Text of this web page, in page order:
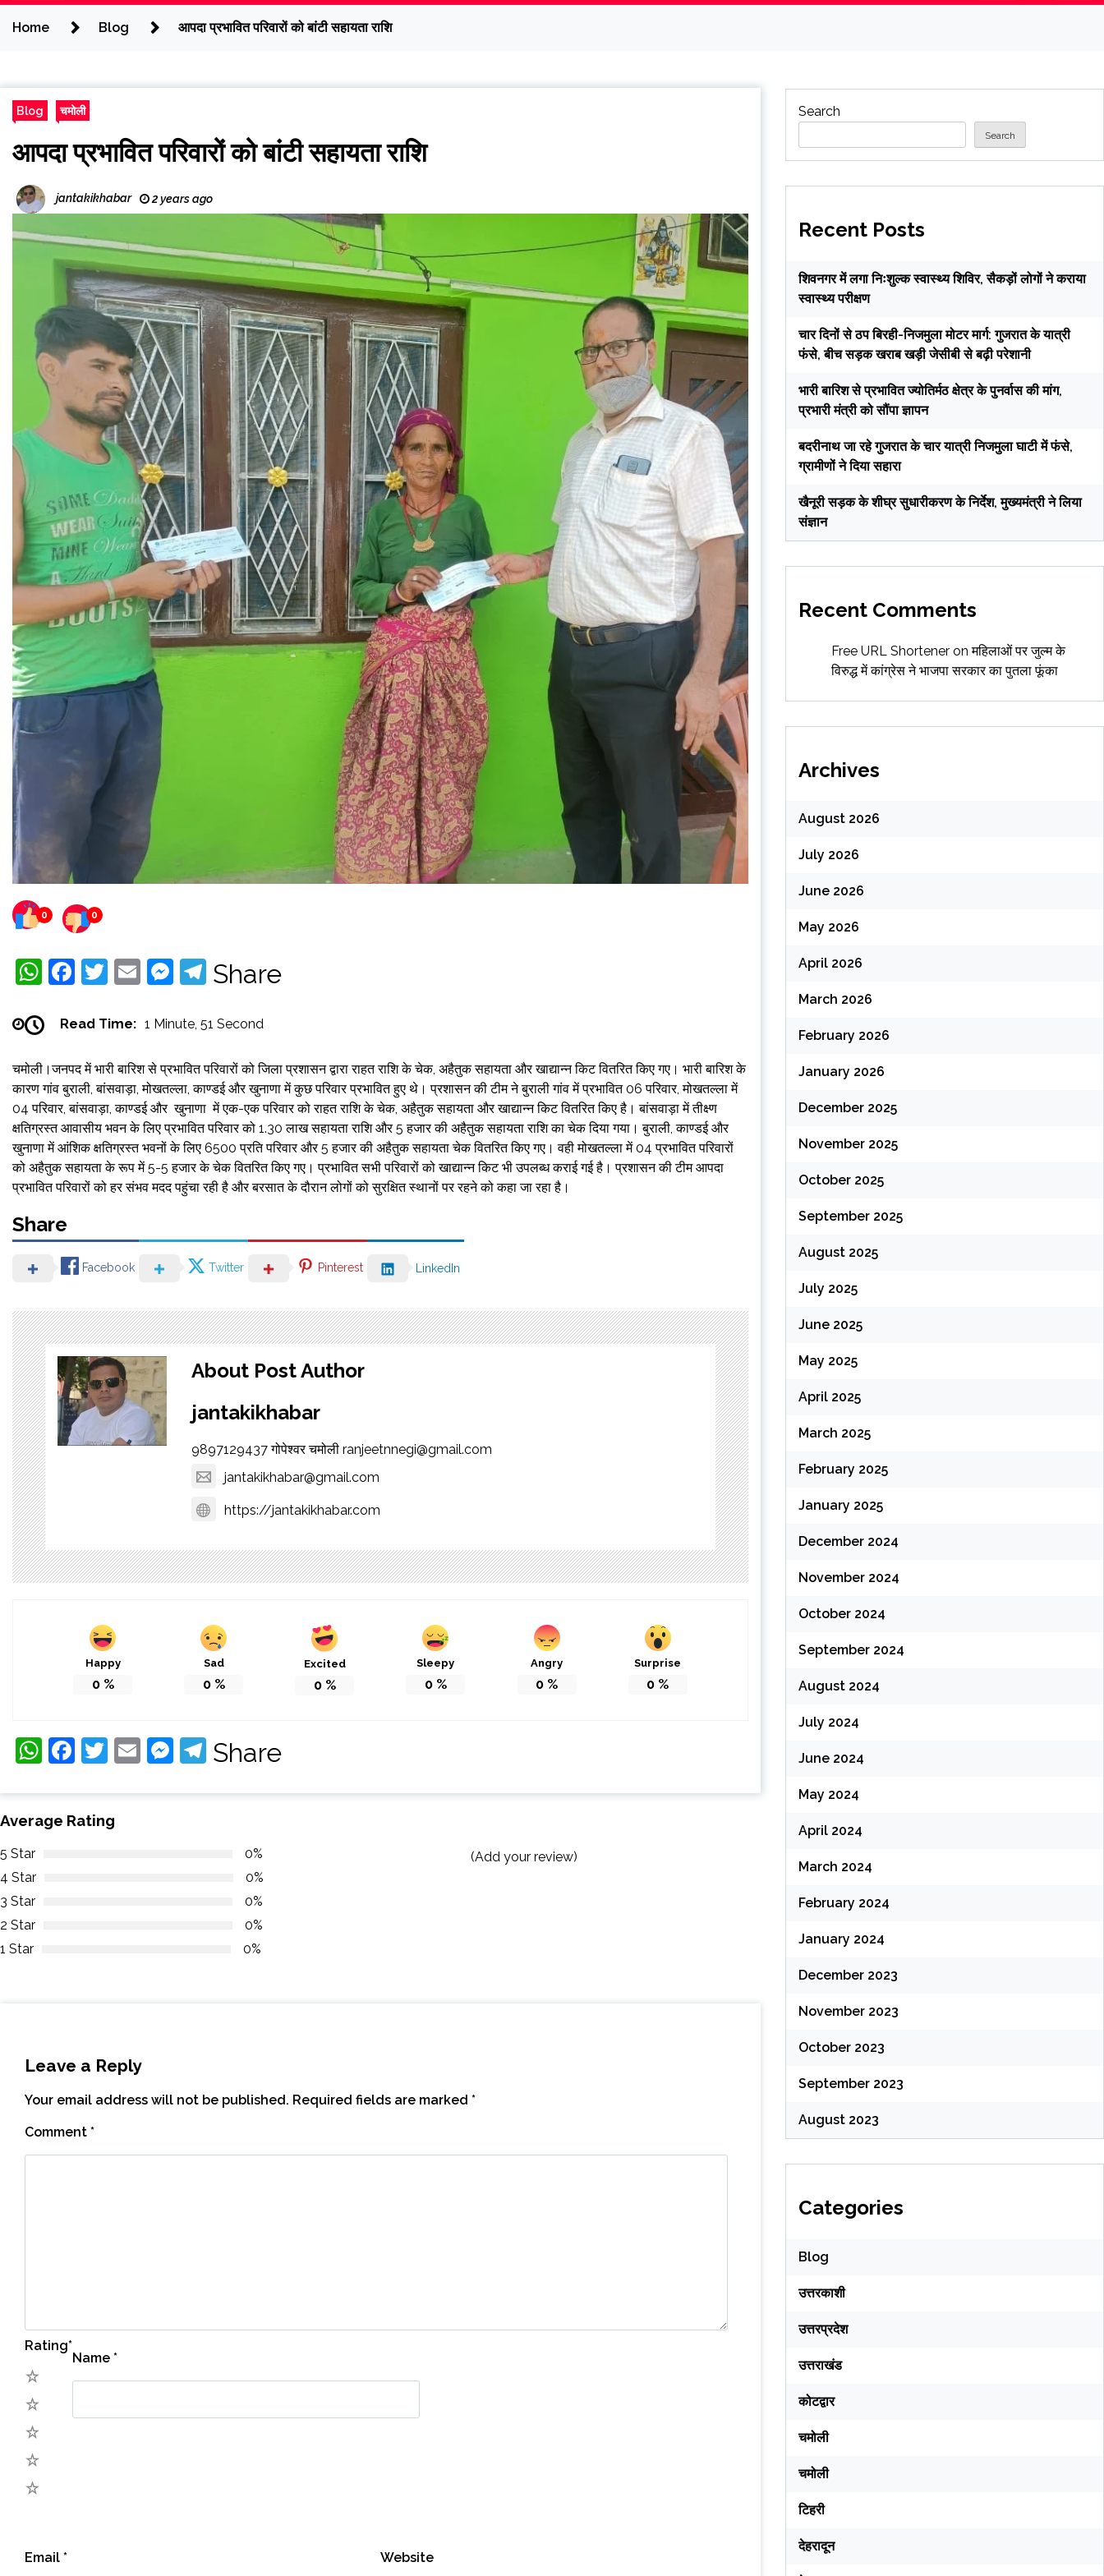
Home Blog आपदा प्रभावित परिवारों को बांटी सहायता राशि
Blog चमोली
आपदा प्रभावित परिवारों को बांटी सहायता राशि
jantakikhabar 2 years ago
0 0
WhatsApp
Facebook
Twitter
EmailMessenger
Telegram
Share
Read Time: 1 Minute, 51 Second
चमोली।जनपद में भारी बारिश से प्रभावित परिवारों को जिला प्रशासन द्वारा राहत राशि के चेक, अहैतुक सहायता और खाद्यान्न किट वितरित किए गए। भारी बारिश के
कारण गांव बुराली, बांसवाड़ा, मोखतल्ला, काण्डई और खुनाणा में कुछ परिवार प्रभावित हुए थे। प्रशासन की टीम ने बुराली गांव में प्रभावित 06 परिवार, मोखतल्ला में
04 परिवार, बांसवाड़ा, काण्डई और खुनाणा में एक-एक परिवार को राहत राशि के चेक, अहैतुक सहायता और खाद्यान्न किट वितरित किए है। बांसवाड़ा में तीक्ष्ण
क्षतिग्रस्त आवासीय भवन के लिए प्रभावित परिवार को 1.30 लाख सहायता राशि और 5 हजार की अहैतुक सहायता राशि का चेक दिया गया। बुराली, काण्डई और
खुनाणा में आंशिक क्षतिग्रस्त भवनों के लिए 6500 प्रति परिवार और 5 हजार की अहैतुक सहायता चेक वितरित किए गए। वही मोखतल्ला में 04 प्रभावित परिवारों
को अहैतुक सहायता के रूप में 5-5 हजार के चेक वितरित किए गए। प्रभावित सभी परिवारों को खाद्यान्न किट भी उपलब्ध कराई गई है। प्रशासन की टीम आपदा
प्रभावित परिवारों को हर संभव मदद पहुंचा रही है और बरसात के दौरान लोगों को सुरक्षित स्थानों पर रहने को कहा जा रहा है।
Share
Facebook Twitter Pinterest LinkedIn
About Post Author
jantakikhabar
9897129437 गोपेश्वर चमोली ranjeetnnegi@gmail.com
jantakikhabar@gmail.com
https://jantakikhabar.com
Happy
0%
Sad
0%
Excited
0%
Sleepy
0%
Angry
0 %
Surprise
0 %
WhatsApp
Facebook
Twitter
EmailMessenger
Telegram
Share
Average Rating
5 Star
0%
4 Star
0%
3 Star
0%
2 Star
0%
1 Star
0%
(Add your review)
Leave a Reply
Your email address will not be published. Required fields are marked *
Comment *
Rating*
Name *
Email * Website
Search
Search
Recent Posts
शिवनगर में लगा निःशुल्क स्वास्थ्य शिविर, सैकड़ों लोगों ने कराया
स्वास्थ्य परीक्षण
चार दिनों से ठप बिरही-निजमुला मोटर मार्ग: गुजरात के यात्री
फंसे, बीच सड़क खराब खड़ी जेसीबी से बढ़ी परेशानी
भारी बारिश से प्रभावित ज्योतिर्मठ क्षेत्र के पुनर्वास की मांग,
प्रभारी मंत्री को सौंपा ज्ञापन
बदरीनाथ जा रहे गुजरात के चार यात्री निजमुला घाटी में फंसे,
ग्रामीणों ने दिया सहारा
खैनूरी सड़क के शीघ्र सुधारीकरण के निर्देश, मुख्यमंत्री ने लिया
संज्ञान
Recent Comments
Free URL Shorteneronमहिलाओं पर जुल्म के
विरुद्ध में कांग्रेस ने भाजपा सरकार का पुतला फूंका
Archives
August 2026
July 2026
June 2026
May 2026
April 2026
March 2026
February 2026
January 2026
December 2025
November 2025
October 2025
September 2025
August 2025
July 2025
June 2025
May 2025
April 2025
March 2025
February 2025
January 2025
December 2024
November 2024
October 2024
September 2024
August 2024
July 2024
June 2024
May 2024
April 2024
March 2024
February 2024
January 2024
December 2023
November 2023
October 2023
September 2023
August 2023
Categories
Blog
उत्तरकाशी
उत्तरप्रदेश
उत्तराखंड
कोटद्वार
चमोली
चमोली
टिहरी
देहरादून